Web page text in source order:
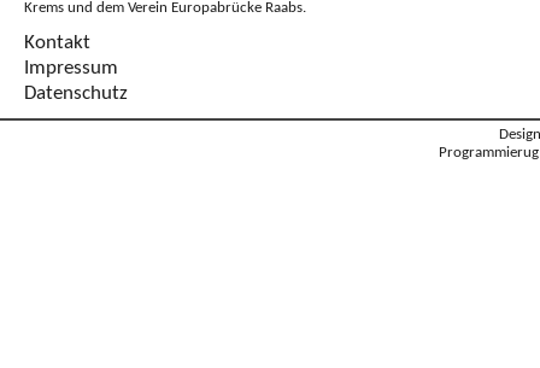
Krems und dem Verein Europabrücke Raabs.
Kontakt
Impressum
Datenschutz